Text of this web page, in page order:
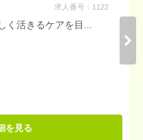
求人番号：1122
く活きるケアを目...
を見る